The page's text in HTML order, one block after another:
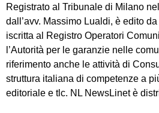
Registrato al Tribunale di Milano
dall’avv. Massimo Lualdi, è edito
iscritta al Registro Operatori
l’Autorità per le garanzie nelle
riferimento anche le attività di
struttura italiana di competenze a
editoriale e tlc. NL NewsLinet è